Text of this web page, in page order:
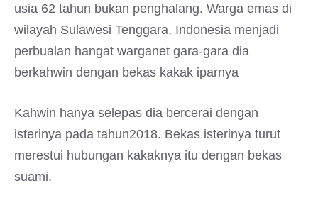
usia 62 tahun bukan penghalang. Warga emas di
wilayah Sulawesi Tenggara, Indonesia menjadi
perbualan hangat warganet gara-gara dia
berkahwin dengan bekas kakak iparnya
Kahwin hanya selepas dia bercerai dengan
isterinya pada tahun2018. Bekas isterinya turut
merestui hubungan kakaknya itu dengan bekas
suami.